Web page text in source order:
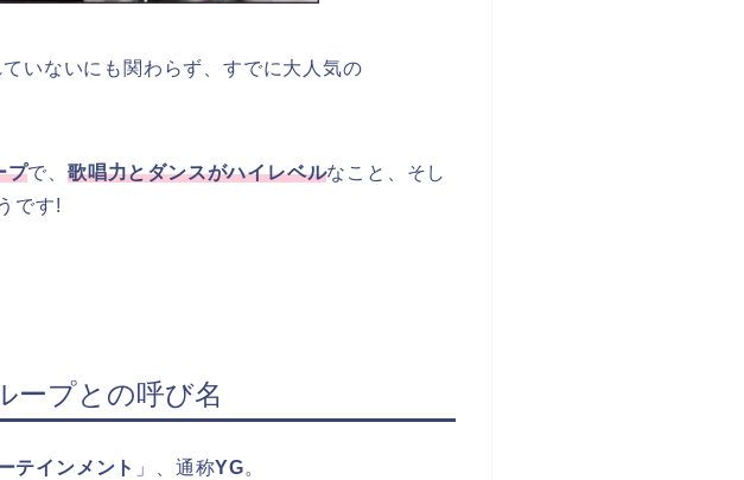
いないにも関わらず、すでに大人気の
プで、歌唱力とダンスがハイレベルなこと、そし
です!
ープとの呼び名
テインメント 」、通称YG。